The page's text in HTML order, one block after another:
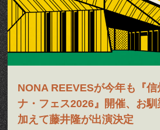
ARTICLE
記事
NONA REEVESが今年も『
ナ・フェス2026』開催、お
加えて藤井隆が出演決定